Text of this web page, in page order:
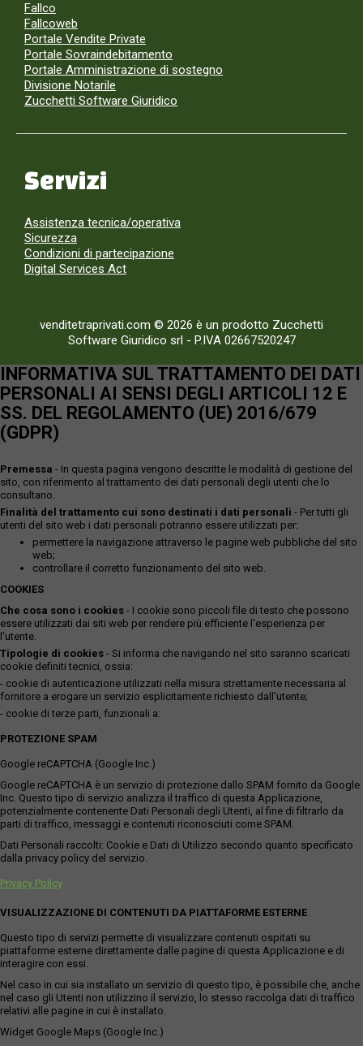
Fallco
Fallcoweb
Portale Vendite Private
Portale Sovraindebitamento
Portale Amministrazione di sostegno
Divisione Notarile
Zucchetti Software Giuridico
Servizi
Assistenza tecnica/operativa
Sicurezza
Condizioni di partecipazione
Digital Services Act
venditetraprivati.com © 2026 è un prodotto Zucchetti
Software Giuridico srl - P.IVA 02667520247
INFORMATIVA SUL TRATTAMENTO DEI DATI
PERSONALI AI SENSI DEGLI ARTICOLI 12 E
SS. DEL REGOLAMENTO (UE) 2016/679
(GDPR)
Premessa - In questa pagina vengono descritte le modalità di gestione del
sito, con riferimento al trattamento dei dati personali degli utenti che lo
consultano.
Finalità del trattamento cui sono destinati i dati personali - Per tutti gli
utenti del sito web i dati personali potranno essere utilizzati per:
permettere la navigazione attraverso le pagine web pubbliche del sito
web;
controllare il corretto funzionamento del sito web.
COOKIES
Che cosa sono i cookies - I cookie sono piccoli file di testo che possono
essere utilizzati dai siti web per rendere più efficiente l'esperienza per
l'utente.
Tipologie di cookies - Si informa che navigando nel sito saranno scaricati
cookie definiti tecnici, ossia:
- cookie di autenticazione utilizzati nella misura strettamente necessaria al
fornitore a erogare un servizio esplicitamente richiesto dall'utente;
- cookie di terze parti, funzionali a:
PROTEZIONE SPAM
Google reCAPTCHA (Google Inc.)
Google reCAPTCHA è un servizio di protezione dallo SPAM fornito da Google
Inc. Questo tipo di servizio analizza il traffico di questa Applicazione,
potenzialmente contenente Dati Personali degli Utenti, al fine di filtrarlo da
parti di traffico, messaggi e contenuti riconosciuti come SPAM.
Dati Personali raccolti: Cookie e Dati di Utilizzo secondo quanto specificato
dalla privacy policy del servizio.
Privacy Policy
VISUALIZZAZIONE DI CONTENUTI DA PIATTAFORME ESTERNE
Questo tipo di servizi permette di visualizzare contenuti ospitati su
piattaforme esterne direttamente dalle pagine di questa Applicazione e di
interagire con essi.
Nel caso in cui sia installato un servizio di questo tipo, è possibile che, anche
nel caso gli Utenti non utilizzino il servizio, lo stesso raccolga dati di traffico
relativi alle pagine in cui è installato.
Widget Google Maps (Google Inc.)